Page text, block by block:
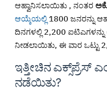
ಆಹ್ವಾನಿಸಲಾಯಿತು , ನಂತರ
ಆಯ್ಕೆಯಲ್ಲಿ 1800 ಜನರನ್ನು
ದಿನಗಳಲ್ಲಿ 2,200 ಐಟಿಎಗಳನ್ನು
ನೀಡಲಾಯಿತು, ಈ ವಾರ ಒಟ್ಟು
ಇತ್ತೀಚಿನ ಎಕ್ಸ್‌ಪ್ರೆಸ್
ನಡೆಯಿತು?